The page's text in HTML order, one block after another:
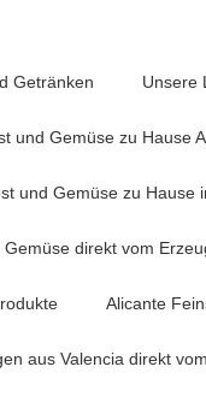
Getränken Unsere
und Gemüse zu Hause
und Gemüse zu Hause
Gemüse direkt vom
Alicante
aus Valencia direkt